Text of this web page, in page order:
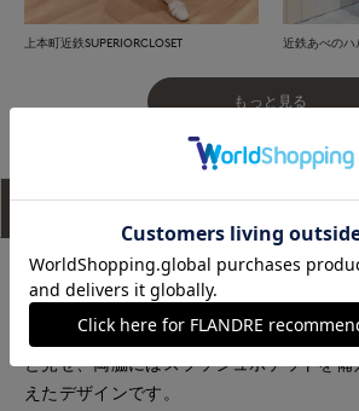
上本町近鉄SUPERIORCLOSET 近鉄あべの
もっと見る
すっきりとしたストレートラインが上品
エストはゴムギャザー仕様でアクセント
心地に仕上げました。後ろはコンシールフ
と見せ、両脇にはスラッシュポケットを
えたデザインです。